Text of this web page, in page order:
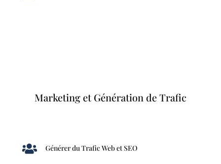
Marketing et Génération de Trafic
 Générer du Trafic Web et SEO